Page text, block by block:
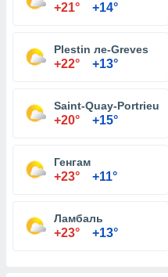
+21° +14°
Plestin ле-Greves
+22° +13°
Saint-Quay-Portrieux
+20° +15°
Генгам
+23° +11°
Ламбаль
+23° +13°